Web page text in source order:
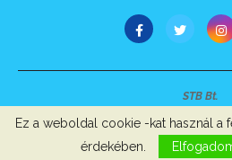
STB Bt.
Szerzői jogok, adatvédelem
Ez a weboldal cookie -kat használ a
érdekében.